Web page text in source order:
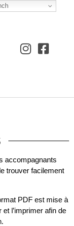
accompagnants
trouver facilement
PDF est mise à
l’imprimer afin de